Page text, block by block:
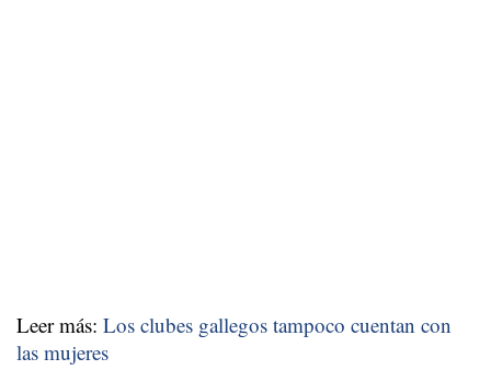
Leer más: Los clubes gallegos tampoco cuentan con
las mujeres